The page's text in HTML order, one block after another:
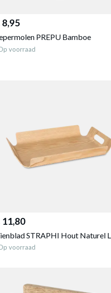
8,95
PREPU Bamboe
voorraad
11,80
STRAPHI Hout Naturel L
voorraad